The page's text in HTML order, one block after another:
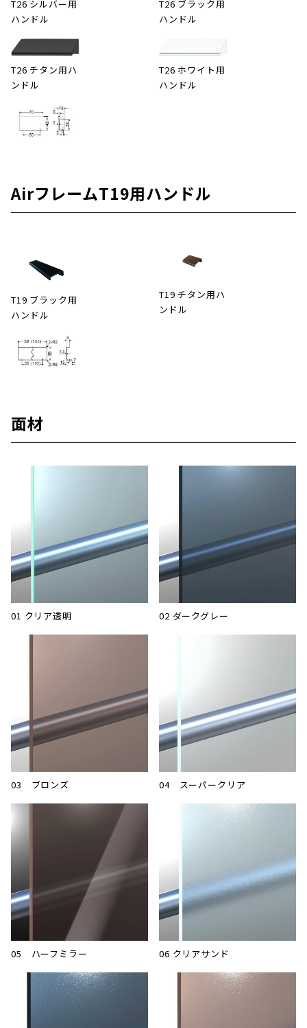
T26 シルバー用
ハンドル
T26 ブラック用
ハンドル
T26 チタン用ハ
ンドル
T26 ホワイト用
ハンドル
AirフレームT19用ハンドル
T19 ブラック用
ハンドル
T19 チタン用ハ
ンドル
面材
01 クリア透明 02 ダークグレー
03 ブロンズ 04 スーパークリア
05 ハーフミラー 06 クリアサンド